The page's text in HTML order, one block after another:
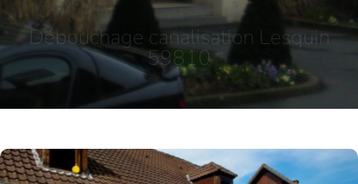
Débouchage canalisation Lesquin
59810